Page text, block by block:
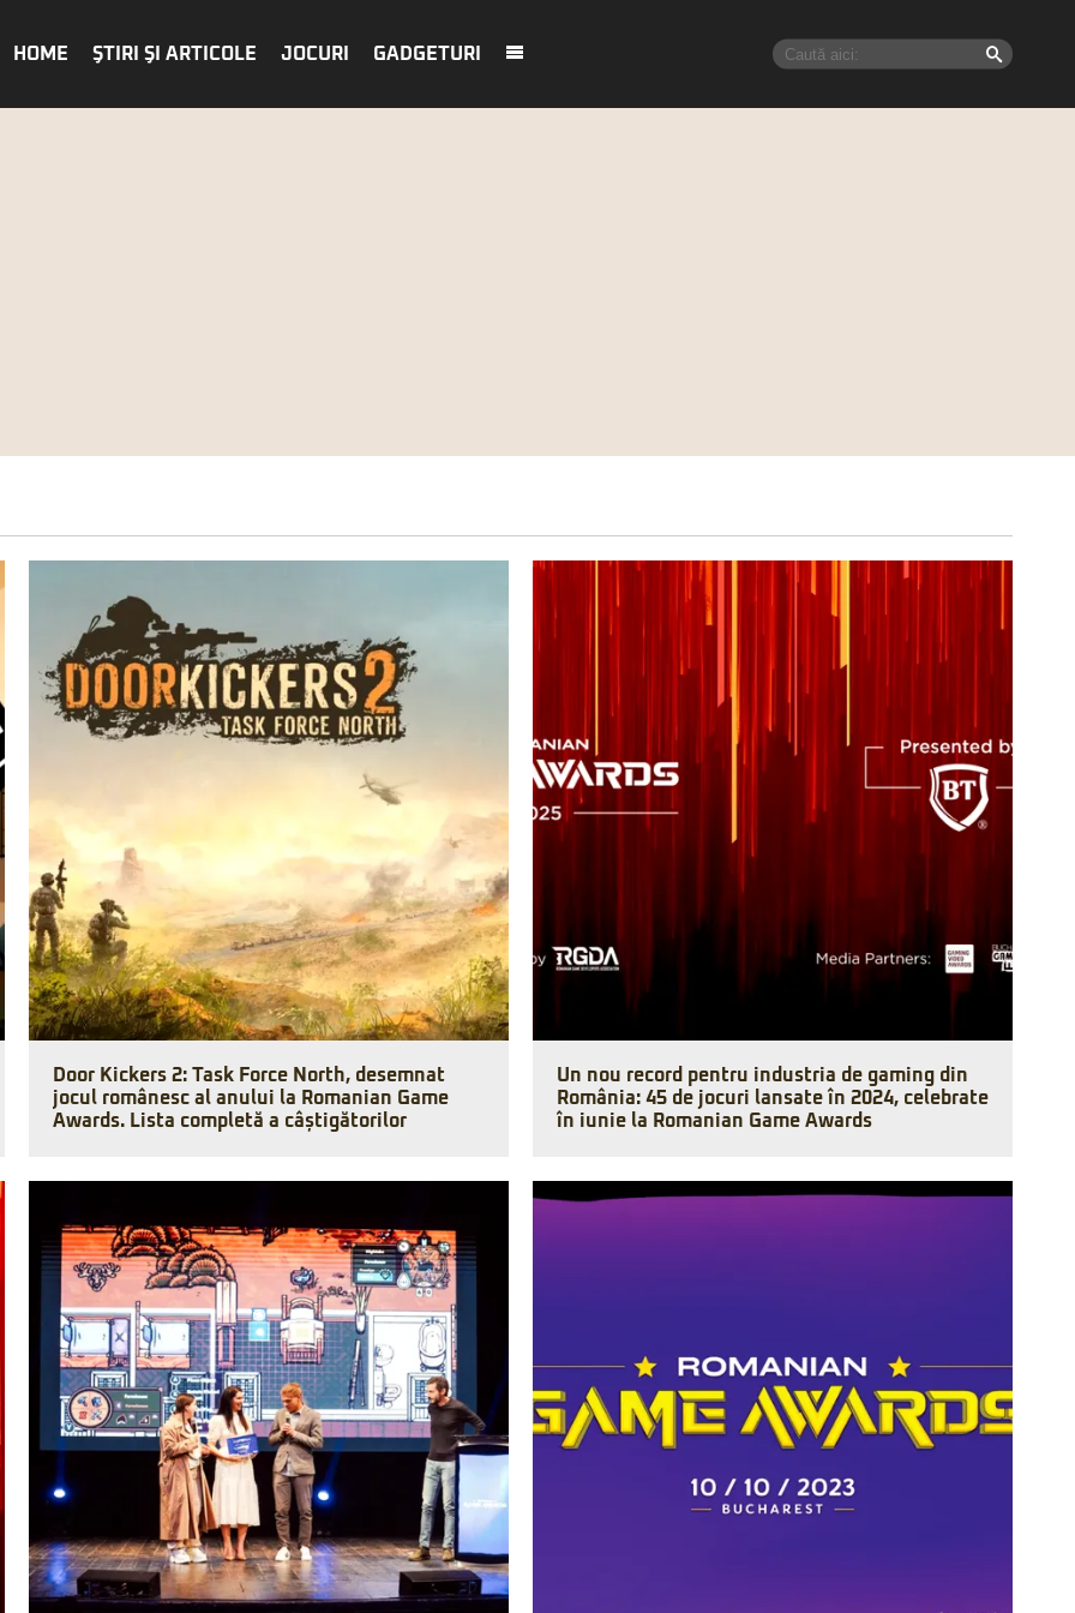
HOME ŞTIRI ŞI ARTICOLE JOCURI GADGETURI
Door Kickers 2: Task Force North, desemnat
jocul românesc al anului la Romanian Game
Awards. Lista completă a câștigătorilor
Un nou record pentru industria de gaming din
România: 45 de jocuri lansate în 2024, celebrate
în iunie la Romanian Game Awards